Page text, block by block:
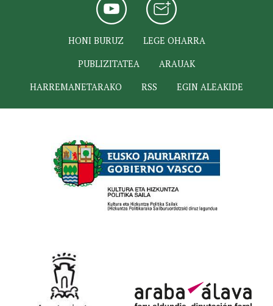
HONI BURUZ
LEGE OHARRA
PUBLIZITATEA
ARAUAK
HARREMANETARAKO
RSS EGIN ALEAKIDE